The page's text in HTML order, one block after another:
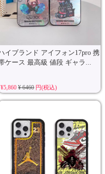
イブランド アイフォン17pro 携
ケース 最高級 値段 ギャラ...
¥5,860¥ 6460円(税込)